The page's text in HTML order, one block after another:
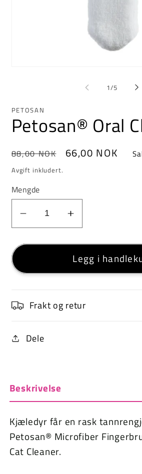
1/av
5
PETOSAN
Petosan® Oral
Vanlig
pris
88,00 NOK
Salgs
66,00 NOK
Avgift inkludert.
Mengde
Reduser
antall
for
Petosan®
Oral
Øk
antallet
for
Petosan®
Oral
Legg i
Frakt og retur
Dele
Beskrivelse
Kjæledyr får en rask
Petosan® Microfiber
Cat Cleaner.